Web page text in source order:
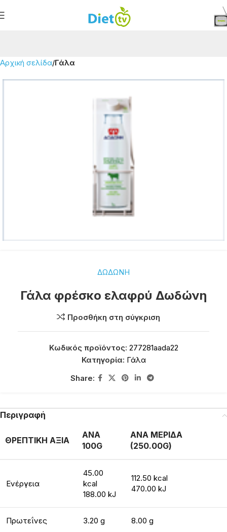
Αρχική σελίδα Γάλα
ΔΩΔΩΝΗ
Γάλα φρέσκο ελαφρύ Δωδώνη
Προσθήκη στη σύγκριση
Κωδικός προϊόντος: 277281aada22
Κατηγορία: Γάλα
Share:
Περιγραφή
ΘΡΕΠΤΙΚΗ ΑΞΙΑ
ΑΝΑ
100G
ΑΝΑ ΜΕΡΙΔΑ
(250.00G)
Ενέργεια
45.00
kcal
188.00 kJ
112.50 kcal
470.00 kJ
Πρωτεΐνες 3.20 g 8.00 g